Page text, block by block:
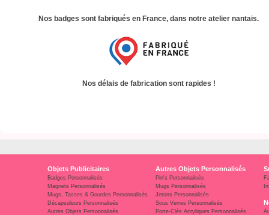
Nos badges sont fabriqués en France, dans notre atelier nantais.
Nos délais de fabrication sont rapides !
Objets Publicitaires
Badges Personnalisés
Magnets Personnalisés
Mugs, Tasses & Gourdes Personnalisés
Décapsuleurs Personnalisés
Autres Objets Personnalisés
Autres Objets Personnalisés
Pin's Personnalisés
Mugs Personnalisés
Jetons Personnalisés
Sous Verres Personnalisés
Porte-Clés Acryliques Personnalisés